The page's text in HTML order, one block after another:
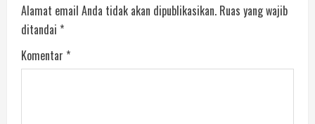
Alamat email Anda tidak akan dipublikasikan. Ruas yang wajib
ditandai *
Komentar *